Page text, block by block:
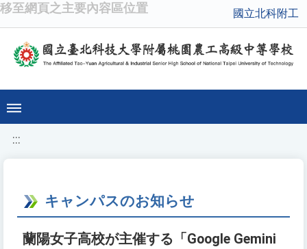
移至網頁之主要內容區位置 國立北科附工
:::
キャンパスのお知らせ
蘭陽女子高校が主催する「Google Gemini